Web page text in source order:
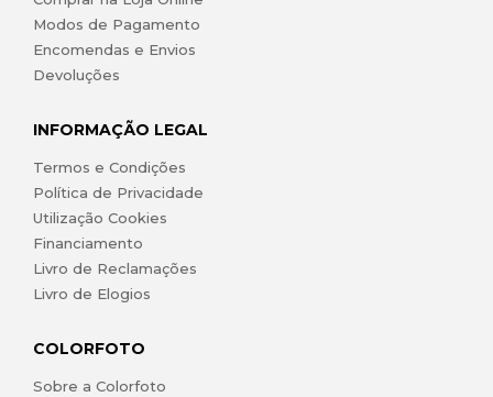
Modos de Pagamento
Encomendas e Envios
Devoluções
INFORMAÇÃO LEGAL
Termos e Condições
Política de Privacidade
Utilização Cookies
Financiamento
Livro de Reclamações
Livro de Elogios
COLORFOTO
Sobre a Colorfoto